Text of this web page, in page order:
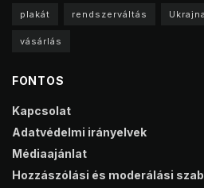
plakát rendszerváltás Ukrajna
vásárlás
FONTOS
Kapcsolat
Adatvédelmi irányelvek
Médiaajánlat
Hozzászólási és moderálási